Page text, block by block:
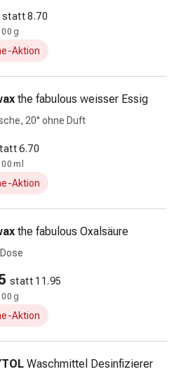
statt 8.70
g
Aktion
the fabulous weisser Essig
20° ohne Duft
6.70
ml
Aktion
the fabulous Oxalsäure
statt 11.95
g
Aktion
Waschmittel Desinfizierer